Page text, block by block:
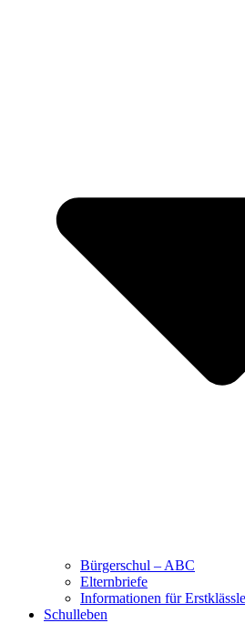
Bürgerschul – ABC
Elternbriefe
Informationen für
Schulleben